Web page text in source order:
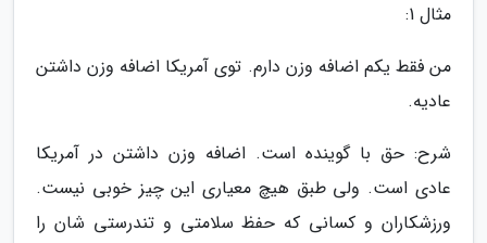
مثال 1:
من فقط یکم اضافه وزن دارم. توی آمریکا اضافه وزن داشتن
عادیه.
شرح: حق با گوینده است. اضافه وزن داشتن در آمریکا
عادی است. ولی طبق هیچ معیاری این چیز خوبی نیست.
ورزشکاران و کسانی که حفظ سلامتی و تندرستی شان را